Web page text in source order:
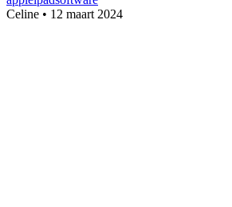
Celine • 12 maart 2024